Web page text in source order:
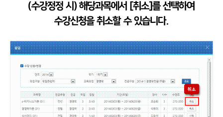
(수강정정 시) 해당과목에서 [취소]를 선택하여
수강신청을 취소할 수 있습니다.